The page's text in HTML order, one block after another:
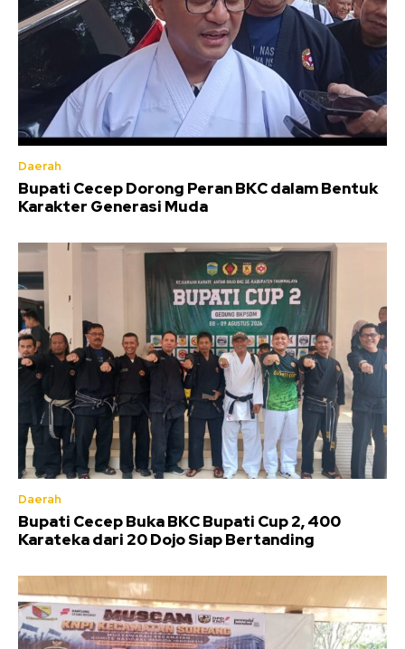
Daerah
Bupati Cecep Dorong Peran BKC dalam Bentuk
Karakter Generasi Muda
Daerah
Bupati Cecep Buka BKC Bupati Cup 2, 400
Karateka dari 20 Dojo Siap Bertanding